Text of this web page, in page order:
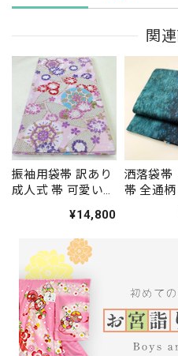
関
振袖用袋帯 訳あり
成人式 帯 可愛い
ル 礼装 振袖 正絹
結婚式 仕立て上が
り ピンク 444cm
2761
¥14,800
洒落袋帯
帯 全通
色無地